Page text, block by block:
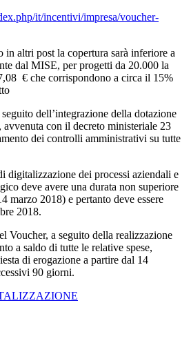
it/incentivi/impresa/voucher-
in altri post la copertura sarà inferiore a
dal MISE, per progetti da 20.000 la
€ che corrispondono a circa il 15%
dell’integrazione della dotazione
con il decreto ministeriale 23
dei controlli amministrativi su tutte
digitalizzazione dei processi aziendali e
deve avere una durata non superiore
marzo 2018) e pertanto deve essere
2018.
Voucher, a seguito della realizzazione
a saldo di tutte le relative spese,
di erogazione a partire dal 14
90 giorni.